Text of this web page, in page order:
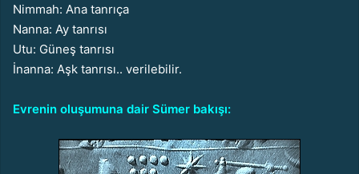
Nimmah: Ana tanrıça
Nanna: Ay tanrısı
Utu: Güneş tanrısı
İnanna: Aşk tanrısı.. verilebilir.
Evrenin oluşumuna dair Sümer bakışı: